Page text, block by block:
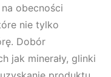
obecności
nie tylko
Dobór
jak minerały, glinki